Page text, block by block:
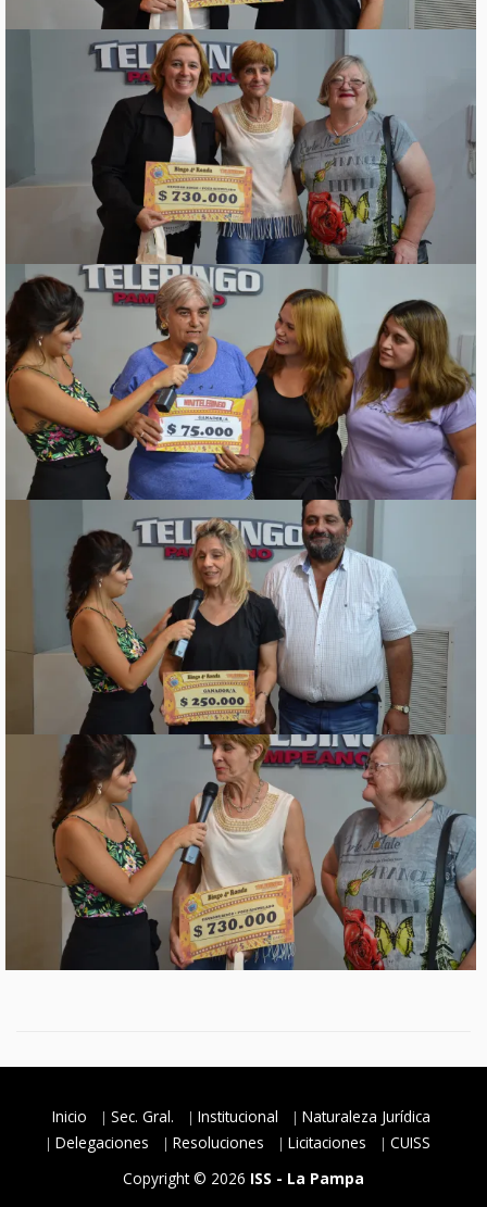
Inicio Sec. Gral. Institucional
Naturaleza Jurídica
Delegaciones
Resoluciones Licitaciones
CUISS
Copyright © 2026 ISS - La Pampa